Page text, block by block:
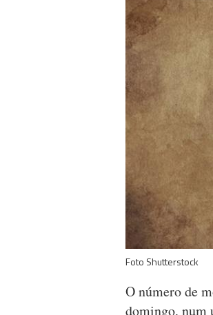
Foto Shutterstock
O número de
domingo, num